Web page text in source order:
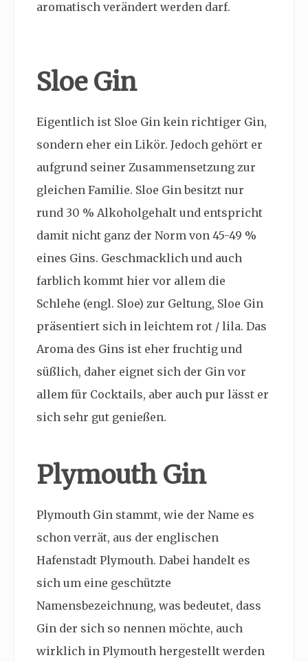
aromatisch verändert werden darf.
Sloe Gin
Eigentlich ist Sloe Gin kein richtiger Gin,
sondern eher ein Likör. Jedoch gehört er
aufgrund seiner Zusammensetzung zur
gleichen Familie. Sloe Gin besitzt nur
rund 30 % Alkoholgehalt und entspricht
damit nicht ganz der Norm von 45-49 %
eines Gins. Geschmacklich und auch
farblich kommt hier vor allem die
Schlehe (engl. Sloe) zur Geltung, Sloe Gin
präsentiert sich in leichtem rot / lila. Das
Aroma des Gins ist eher fruchtig und
süßlich, daher eignet sich der Gin vor
allem für Cocktails, aber auch pur lässt er
sich sehr gut genießen.
Plymouth Gin
Plymouth Gin stammt, wie der Name es
schon verrät, aus der englischen
Hafenstadt Plymouth. Dabei handelt es
sich um eine geschützte
Namensbezeichnung, was bedeutet, dass
Gin der sich so nennen möchte, auch
wirklich in Plymouth hergestellt werden